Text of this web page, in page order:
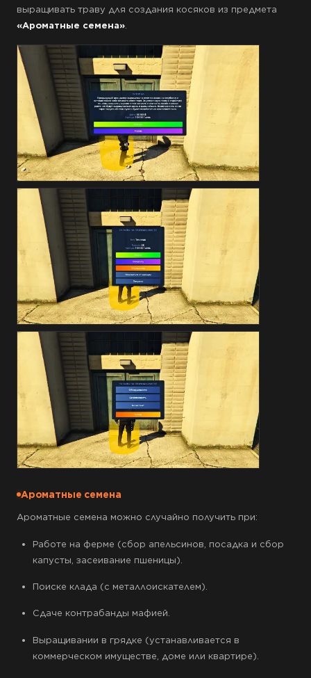
выращивать траву для создания косяков из предмета
«Ароматные семена».
Ароматные семена
Ароматные семена можно случайно получить при:
Работе на ферме (сбор апельсинов, посадка и сбор
капусты, засеивание пшеницы).
Поиске клада (с металлоискателем).
Сдаче контрабанды мафией.
Выращивании в грядке (устанавливается в
коммерческом имуществе, доме или квартире).